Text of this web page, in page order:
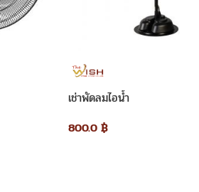
เช่าพัดลมไอน้ำ
800.0 ฿